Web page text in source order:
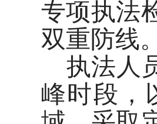
专项执法
双重防线。
执法人
峰时段，